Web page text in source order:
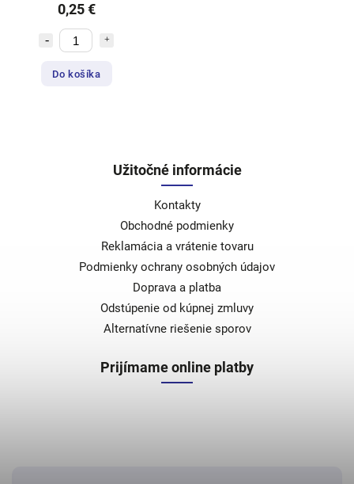
0,25 €
Do košíka
Užitočné informácie
Kontakty
Obchodné podmienky
Reklamácia a vrátenie tovaru
Podmienky ochrany osobných údajov
Doprava a platba
Odstúpenie od kúpnej zmluvy
Alternatívne riešenie sporov
Prijímame online platby